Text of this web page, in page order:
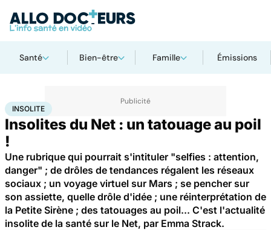
Santé Bien-être Famille Émissions
AccueilSanté
INSOLITE
Insolites du Net : un tatouage au poil
!
Une rubrique qui pourrait s'intituler "selfies : attention,
danger" ; de drôles de tendances régalent les réseaux
sociaux ; un voyage virtuel sur Mars ; se pencher sur
son assiette, quelle drôle d'idée ; une réinterprétation de
la Petite Sirène ; des tatouages au poil... C'est l'actualité
insolite de la santé sur le Net, par Emma Strack.